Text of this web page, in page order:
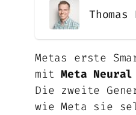
Thomas
Metas erste
mitMeta Neural
Die zweite
wie Meta sie